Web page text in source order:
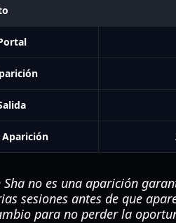
Sha no es una aparición
sesiones antes de que
para no perder la